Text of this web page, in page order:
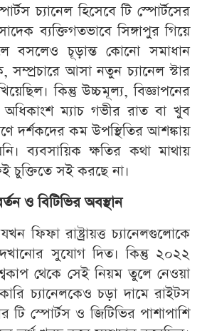
চ্যানেল হিসেবে টি স্পোর্টসের
ব্যক্তিগতভাবে সিঙ্গাপুর গিয়ে
বসলেও চূড়ান্ত কোনো সমাধান
সম্প্রচারে আসা নতুন চ্যানেল স্টার
কিন্তু উচ্চমূল্য, বিজ্ঞাপনের
ম্যাচ গভীর রাত বা খুব
দর্শকদের কম উপস্থিতির আশঙ্কায়
ব্যবসায়িক ক্ষতির কথা মাথায়
চুক্তিতে সই করছে না।
ও বিটিভির অবস্থান
ফিফা রাষ্ট্রায়ত্ত চ্যানেলগুলোকে
সুযোগ দিত। কিন্তু ২০২২
থেকে সেই নিয়ম তুলে নেওয়া
চ্যানেলকেও চড়া দামে রাইটস
টি স্পোর্টস ও জিটিভির পাশাপাশি